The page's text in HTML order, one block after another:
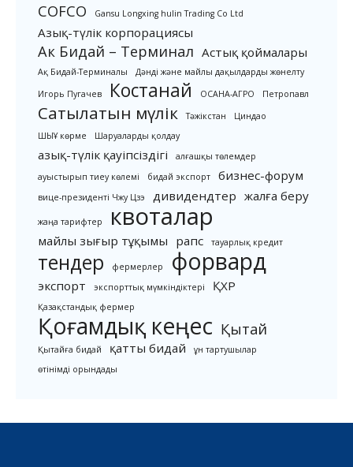
COFCO Gansu Longxing hulin Trading Co Ltd
Азық-түлік корпорациясы
Ак Бидай – Терминал Астық қоймалары
Ақ Бидай-Терминалы
Дәнді және майлы дақылдарды жөнелту
Игорь Пугачев
Костанай ОСАНА-АГРО Петропавл
Сатылатын мүлік Тәжікстан
Циндао
ШЫҰ көрме
Шаруаларды қолдау
азық-түлік қауіпсіздігі
алғашқы төлемдер
ауыстырып тиеу көлемі
бидай экспорт бизнес-форум
вице-президенті Чжу Цзэ дивидендтер жалға беру
жаңа тарифтер квоталар
майлы зығыр тұқымы рапс тауарлық кредит
тендер фермерлер форвард
экспорт экспорттық мүмкіндіктері ҚХР
Қазақстандық фермер
Қоғамдық кеңес Қытай
Қытайға бидай қатты бидай
ұн тартушылар
өтінімді орындады